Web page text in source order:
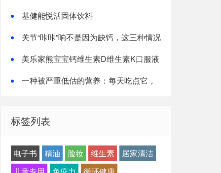
基健能悦活固体饮料
关节“咔咔”响不是因为缺钙，这三种情况
美乐家熊宝宝钙维生素D维生素K口服液
一种被严重低估的营养：每天吃点它，
标签列表
电子书 精油 脸妆 维生素
居家清洁